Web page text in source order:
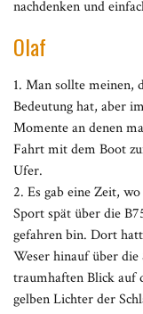
nachdenken und
Olaf
1. Man sollte meinen,
Bedeutung hat, aber
Momente an denen
Fahrt mit dem Boot
Ufer.
2. Es gab eine Zeit,
Sport spät über die
gefahren bin. Dort
Weser hinauf über
traumhaften Blick auf
gelben Lichter der